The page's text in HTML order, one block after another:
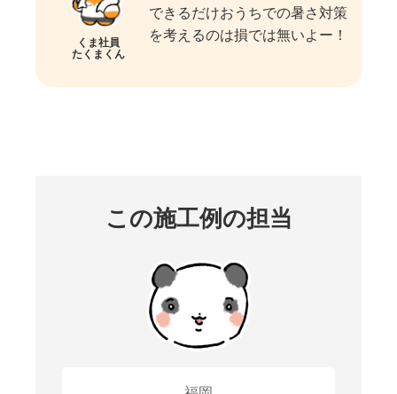
くま社員
たくまくん
できるだけおうちでの暑さ対策
を考えるのは損では無いよー！
この施工例の担当